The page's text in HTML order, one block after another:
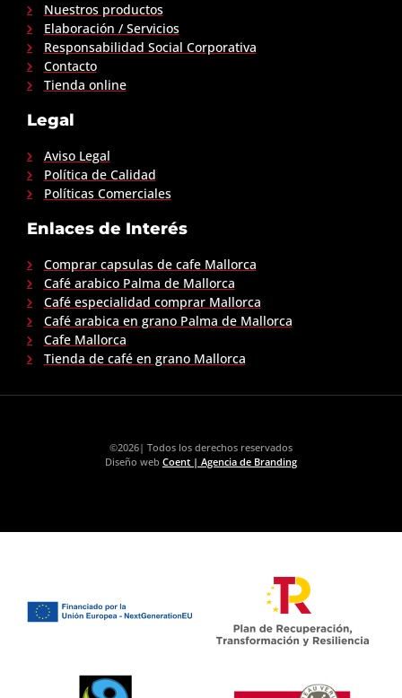
Nuestros productos
Elaboración / Servicios
Responsabilidad Social Corporativa
Contacto
Tienda online
Legal
Aviso Legal
Política de Calidad
Políticas Comerciales
Enlaces de Interés
Comprar capsulas de cafe Mallorca
Café arabico Palma de Mallorca
Café especialidad comprar Mallorca
Café arabica en grano Palma de Mallorca
Cafe Mallorca
Tienda de café en grano Mallorca
©2026| Todos los derechos reservados
Diseño web Coent | Agencia de Branding